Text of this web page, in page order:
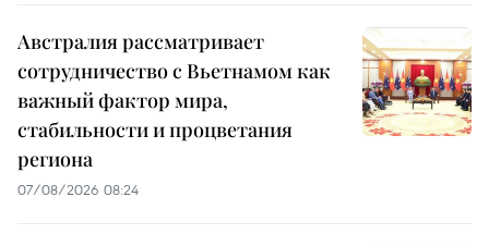
Австралия рассматривает
сотрудничество с Вьетнамом как
важный фактор мира,
стабильности и процветания
региона
07/08/2026 08:24